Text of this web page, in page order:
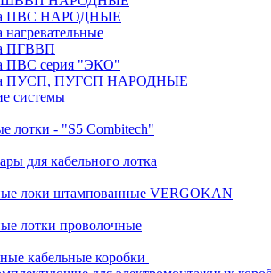
ПВС НАРОДНЫЕ
нагревательные
ПГВВП
ПВС серия "ЭКО"
ПУСП, ПУГСП НАРОДНЫЕ
системы
лотки - "S5 Combitech"
для кабельного лотка
локи штампованные VERGOKAN
лотки проволочные
кабельные коробки